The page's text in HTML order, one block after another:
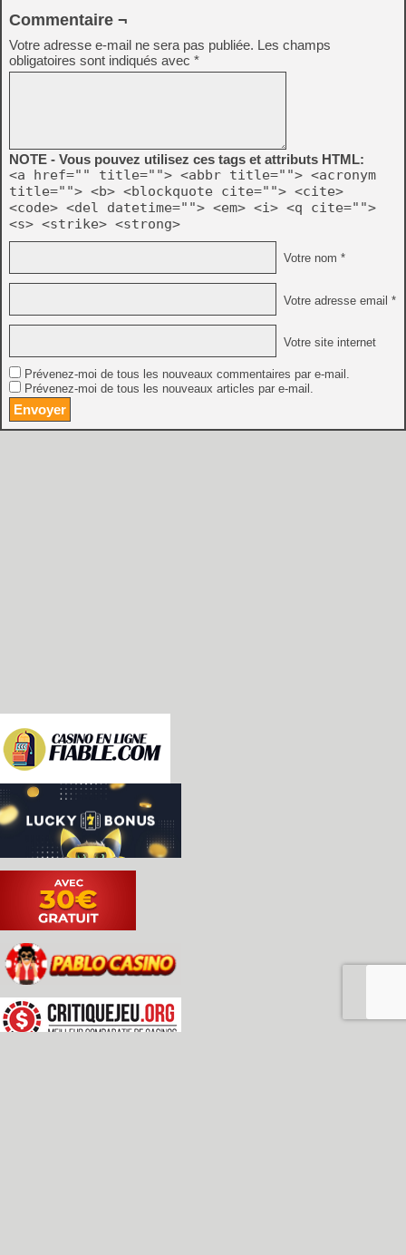
Commentaire ¬
Votre adresse e-mail ne sera pas publiée. Les champs
obligatoires sont indiqués avec *
NOTE - Vous pouvez utilisez ces tags et attributs HTML:
<a href="" title=""> <abbr title=""> <acronym
title=""> <b> <blockquote cite=""> <cite>
<code> <del datetime=""> <em> <i> <q cite="">
<s> <strike> <strong>
Votre nom *
Votre adresse email *
Votre site internet
Prévenez-moi de tous les nouveaux commentaires par e-mail.
Prévenez-moi de tous les nouveaux articles par e-mail.